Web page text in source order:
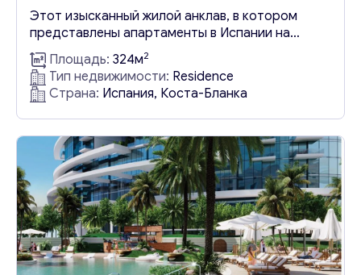
Этот изысканный жилой анклав, в котором
представлены апартаменты в Испании на
продажу, отличается просторными
интерьерами, оригинальной архитектурой и
безмятежным природным окружением, откуда
открываются захватывающие дух виды на
Средиземное море и горизонт Бенидорма.
Этот охраняемый жилой комплекс может
похвастаться домами, построенными по
последнему слову архитектуры, каждый из
которых отличается от других и имеет
независимое расположение, что...
Площадь: 324м2
Тип недвижимости: Residence
Страна: Испания, Коста-Бланка